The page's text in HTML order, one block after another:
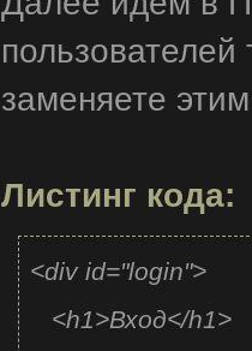
background-
background-
background-
height: 240px;
width: 400px;
margin: -150px
пользователей
заменяете
Листинг кода:
<div id="login">
<h1>Вход</h1>